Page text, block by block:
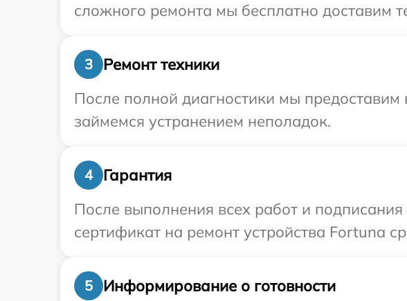
сложного ремонта мы бесплатно доставим
3
Ремонт техники
После полной диагностики мы
займемся устранением неполадок.
4
Гарантия
После выполнения всех работ и
сертификат на ремонт устройства Fortuna
5
Информирование о готовности